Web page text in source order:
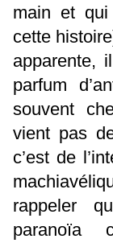
main et qui
cette
apparente,
parfum
souvent
vient pas
c’est de
rappeler
paranoïa